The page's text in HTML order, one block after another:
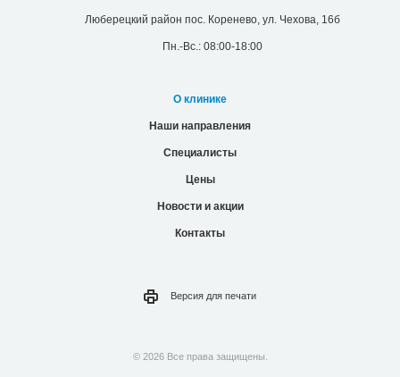
Люберецкий район пос. Коренево, ул. Чехова, 16б
Пн.-Вс.: 08:00-18:00
О клинике
Наши направления
Специалисты
Цены
Новости и акции
Контакты
Версия для печати
© 2026 Все права защищены.